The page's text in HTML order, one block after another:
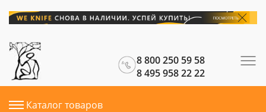
8 800 250 59 58
8 495 958 22 22
Каталог товаров